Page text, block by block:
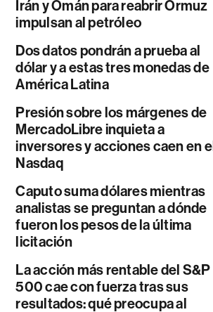
Irán y Omán para reabrir Ormuz
impulsan al petróleo
Dos datos pondrán a prueba al
dólar y a estas tres monedas de
América Latina
Presión sobre los márgenes de
MercadoLibre inquieta a
inversores y acciones caen en el
Nasdaq
Caputo suma dólares mientras
analistas se preguntan a dónde
fueron los pesos de la última
licitación
La acción más rentable del S&P
500 cae con fuerza tras sus
resultados: qué preocupa al